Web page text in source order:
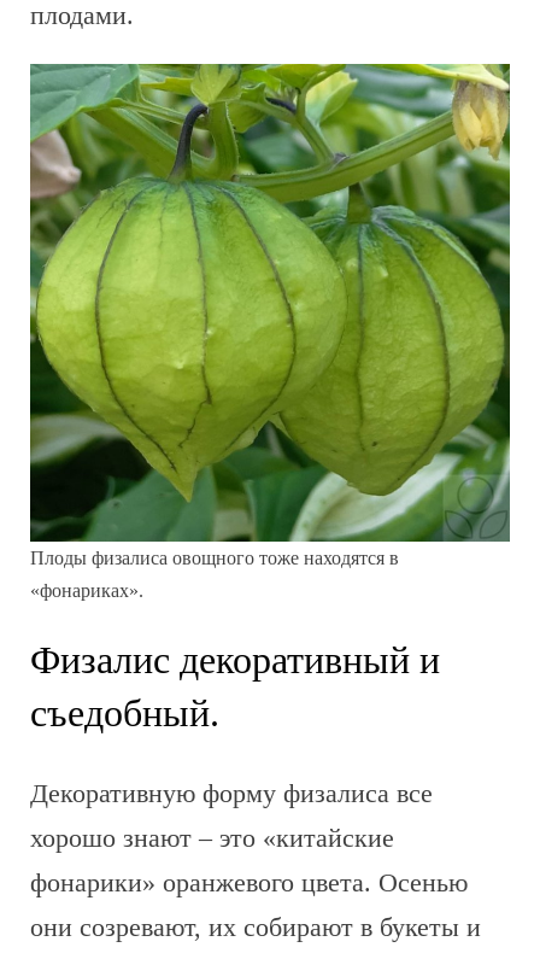
плодами.
Плоды физалиса овощного тоже находятся в
«фонариках».
Физалис декоративный и
съедобный.
Декоративную форму физалиса все
хорошо знают – это «китайские
фонарики» оранжевого цвета. Осенью
они созревают, их собирают в букеты и